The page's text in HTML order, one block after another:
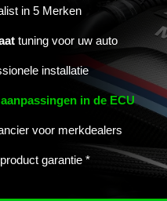
in 5 Merken
tuning voor uw auto
installatie
in de ECU
voor merkdealers
garantie *